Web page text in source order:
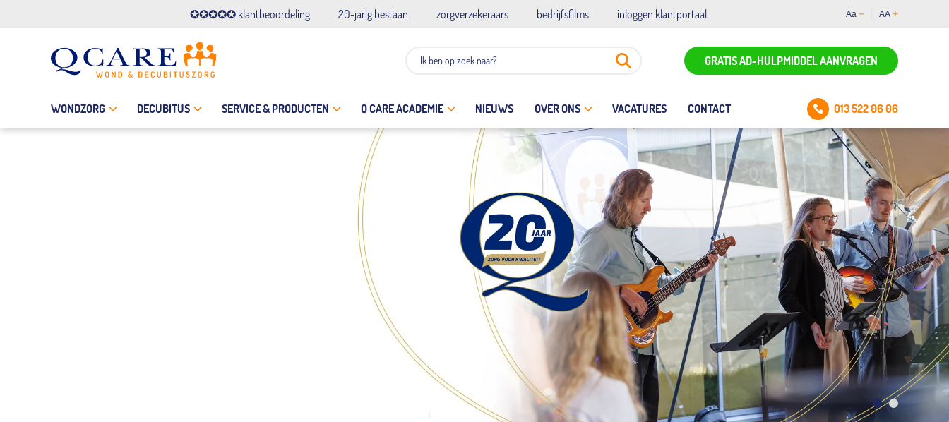
✪✪✪✪✪ klantbeoordeling 20-jarig bestaan zorgverzekeraars bedrijfsfilms inloggen klantportaal Aa AA
GRATIS AD-HULPMIDDEL AANVRAGEN
WONDZORG DECUBITUS SERVICE & PRODUCTEN Q CARE ACADEMIE NIEUWS OVER ONS VACATURES CONTACT 013 522 06 06